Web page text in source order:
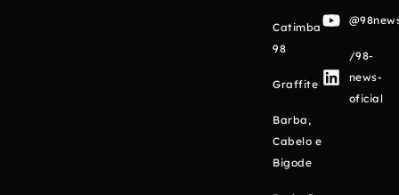
Catimba
98
Graffite
Barba,
Cabelo e
Bigode
/98-
news-
oficial